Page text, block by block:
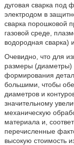
дуговая сварка под
электродом в
сварка порошковой
газовой среде,
водородная сварка)
Очевидно, что для
размеры (диаметры)
формирования
большими, чтобы
диаметров и
значительному
механическую
материала и,
перечисленные
высокую стоимость